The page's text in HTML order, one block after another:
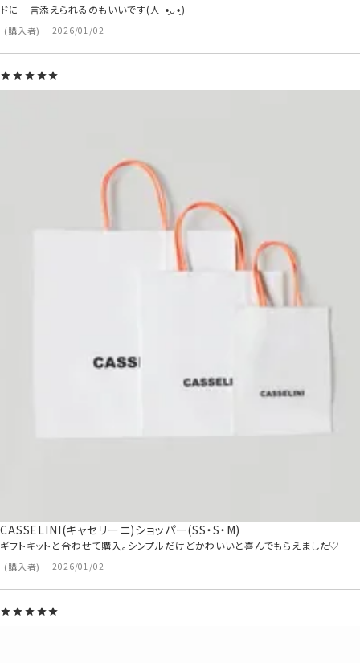
購入者 2026/01/02
ドに一言添えられるのもいいです(⁠人⁠ ⁠•͈⁠ᴗ⁠•͈⁠)⁠
CASSELINI(キャセリーニ)ショッパー(SS・S・M)
購入者 2026/01/02
ギフトキットと合わせて購入。シンプルだけどかわいいと喜んでもらえました♡